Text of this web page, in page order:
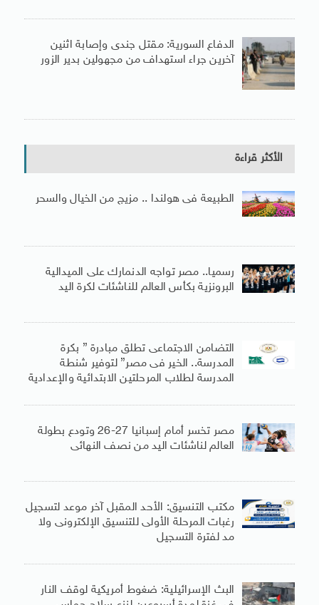
الدفاع السورية: مقتل جندى وإصابة اثنين
آخرين جراء استهداف من مجهولين بدير الزور
الأكثر قراءة
الطبيعة فى هولندا .. مزيج من الخيال والسحر
رسميا.. مصر تواجه الدنمارك على الميدالية
البرونزية بكأس العالم للناشئات لكرة اليد
التضامن الاجتماعى تطلق مبادرة ” بكرة
المدرسة.. الخير فى مصر” لتوفير شنطة
المدرسة لطلاب المرحلتين الابتدائية والإعدادية
مصر تخسر أمام إسبانيا 27-26 وتودع بطولة
العالم لناشئات اليد من نصف النهائى
مكتب التنسيق: الأحد المقبل آخر موعد لتسجيل
رغبات المرحلة الأولى للتنسيق الإلكترونى ولا
مد لفترة التسجيل
البث الإسرائيلية: ضغوط أمريكية لوقف النار